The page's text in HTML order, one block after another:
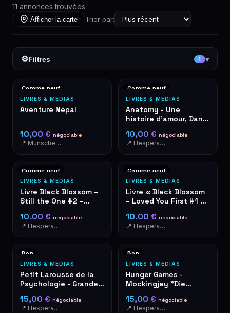
11 annonces trouvées
Afficher la carte Trier par:
⚙Filtres 1 ▾
Comme neuf
LIVRES & MÉDIAS
Aventure Népal
10,00 € négociable
📍 Münschecker
Comme neuf
LIVRES & MÉDIAS
Anatomy - Une
histoire d'amour, Dana
10,00 € négociable
📍 Hesperange
Comme neuf
LIVRES & MÉDIAS
Livre Black Blossom –
Still the One #2 –
10,00 € négociable
📍 Hesperange
Comme neuf
LIVRES & MÉDIAS
Livre « Black Blossom
– Loved You First #1 »
10,00 € négociable
📍 Hesperange
Bon
LIVRES & MÉDIAS
Petit Larousse de la
Psychologie - Grandes
15,00 € négociable
📍 Hesperange
Bon
LIVRES & MÉDIAS
Hunger Games -
Mockingjay "Die
allemand
15,00 € négociable
📍 Hesperange